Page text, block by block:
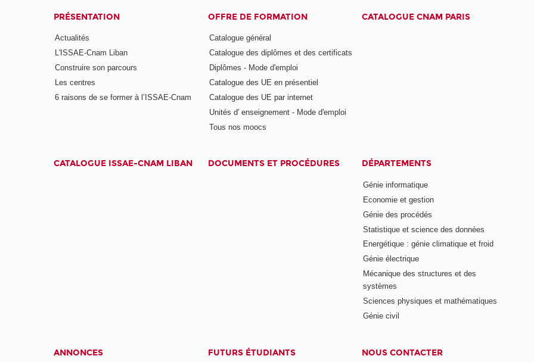
PRÉSENTATION
Actualités
L'ISSAE-Cnam Liban
Construire son parcours
Les centres
6 raisons de se former à l’ISSAE-Cnam
OFFRE DE FORMATION
Catalogue général
Catalogue des diplômes et des certificats
Diplômes - Mode d'emploi
Catalogue des UE en présentiel
Catalogue des UE par internet
Unités d' enseignement - Mode d'emploi
Tous nos moocs
CATALOGUE CNAM PARIS
CATALOGUE ISSAE-CNAM LIBAN DOCUMENTS ET PROCÉDURES DÉPARTEMENTS
Génie informatique
Economie et gestion
Génie des procédés
Statistique et science des données
Energétique : génie climatique et froid
Génie électrique
Mécanique des structures et des
systèmes
Sciences physiques et mathématiques
Génie civil
ANNONCES FUTURS ÉTUDIANTS NOUS CONTACTER